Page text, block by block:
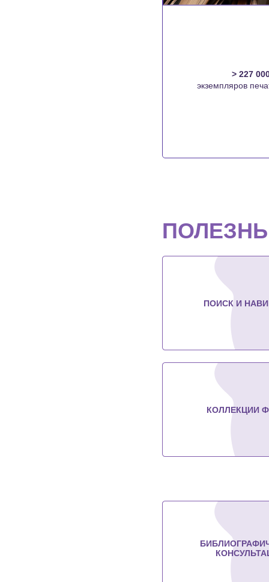
> 227
экземпляров
ПОИСК И
КОЛЛЕКЦИИ